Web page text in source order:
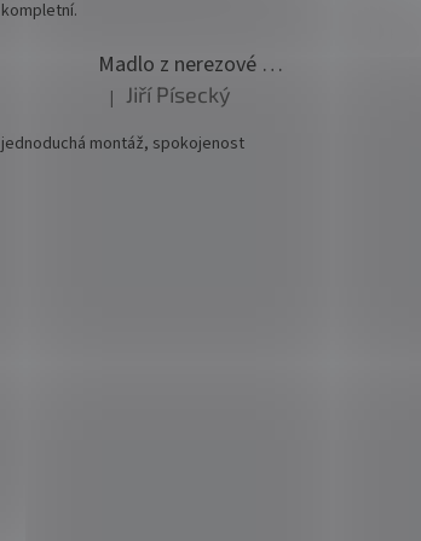
kompletní.
Madlo z nerezové oceli pr. 42,4mm komplet - model 0116 - 3000mm
Hodnocení produktu je 5 z 5 hvězdiček.
| Jiří Písecký
jednoduchá montáž, spokojenost